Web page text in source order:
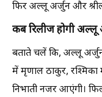
फिर अल्लू अर्जुन और
कब रिलीज होगी अल्लू
बताते चलें कि, अल्लू
में मृणाल ठाकुर, रश्मिका
निभाती नजर आएंगी।